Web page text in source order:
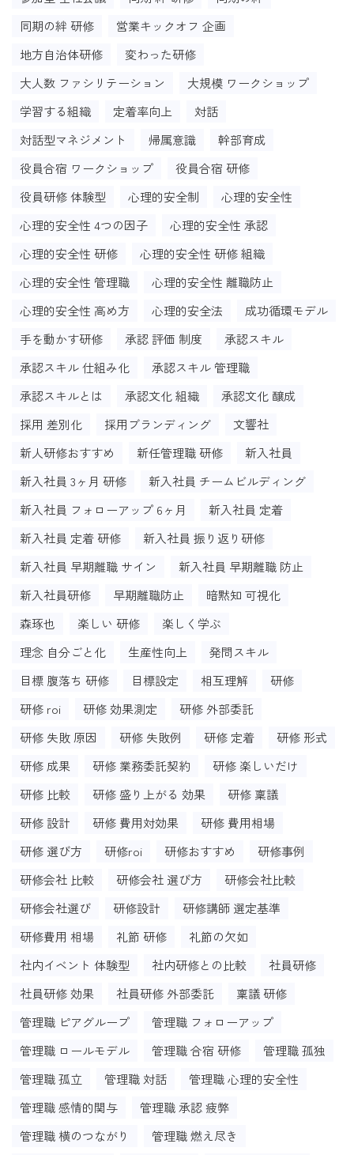
同期の絆 研修
営業キックオフ 企画
地方自治体研修
変わった研修
大人数 ファシリテーション
大規模 ワークショップ
学習する組織
定着率向上
対話
対話型マネジメント
帰属意識
幹部育成
役員合宿 ワークショップ
役員合宿 研修
役員研修 体験型
心理的安全制
心理的安全性
心理的安全性 4つの因子
心理的安全性 承認
心理的安全性 研修
心理的安全性 研修 組織
心理的安全性 管理職
心理的安全性 離職防止
心理的安全性 高め方
心理的安全法
成功循環モデル
手を動かす研修
承認 評価 制度
承認スキル
承認スキル 仕組み化
承認スキル 管理職
承認スキルとは
承認文化 組織
承認文化 醸成
採用 差別化
採用ブランディング
文響社
新人研修おすすめ
新任管理職 研修
新入社員
新入社員 3ヶ月 研修
新入社員 チームビルディング
新入社員 フォローアップ 6ヶ月
新入社員 定着
新入社員 定着 研修
新入社員 振り返り研修
新入社員 早期離職 サイン
新入社員 早期離職 防止
新入社員研修
早期離職防止
暗黙知 可視化
森琢也
楽しい 研修
楽しく学ぶ
理念 自分ごと化
生産性向上
発問スキル
目標 腹落ち 研修
目標設定 相互理解
研修
研修 roi
研修 効果測定
研修 外部委託
研修 失敗 原因
研修 失敗例 研修 定着
研修 形式
研修 成果
研修 業務委託契約
研修 楽しいだけ
研修 比較
研修 盛り上がる 効果
研修 稟議
研修 設計
研修 費用対効果
研修 費用相場
研修 選び方
研修roi 研修おすすめ
研修事例
研修会社 比較
研修会社 選び方
研修会社比較
研修会社選び
研修設計
研修講師 選定基準
研修費用 相場
礼節 研修
礼節の欠如
社内イベント 体験型
社内研修との比較
社員研修
社員研修 効果
社員研修 外部委託
稟議 研修
管理職 ピアグループ
管理職 フォローアップ
管理職 ロールモデル
管理職 合宿 研修
管理職 孤独
管理職 孤立
管理職 対話
管理職 心理的安全性
管理職 感情的関与
管理職 承認 疲弊
管理職 横のつながり
管理職 燃え尽き